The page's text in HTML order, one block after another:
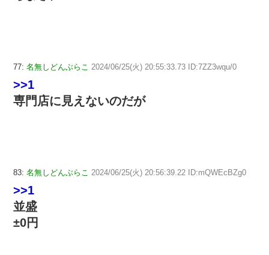
77: 名無しどんぶらこ 2024/06/25(火) 20:55:33.73 ID:7ZZ3wqu/0
>>1
専門店に見えないのだが
83: 名無しどんぶらこ 2024/06/25(火) 20:56:39.22 ID:mQWEcBZg0
>>1
並盛
±0円